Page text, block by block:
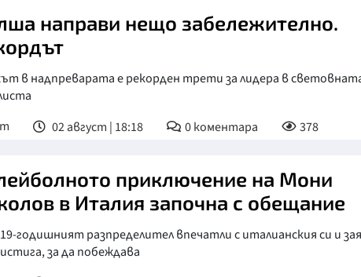
направи нещо забележително.
в надпреварата е рекорден трети за лидера в
02 август | 18:18 0коментара 378
приключение на Мони
в Италия започна с обещание
годишният разпределител впечатли с италианския си и
за да побеждава